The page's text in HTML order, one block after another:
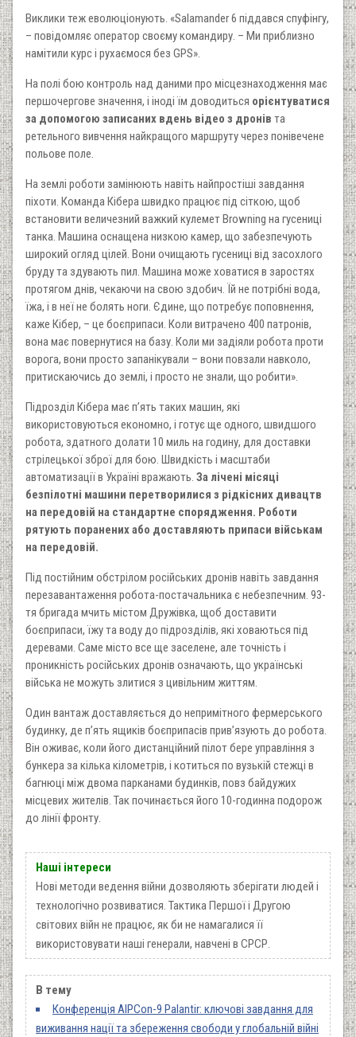
Виклики теж еволюціонують. «Salamander 6 піддався спуфінгу,
– повідомляє оператор своєму командиру. – Ми приблизно
намітили курс і рухаємося без GPS».
На полі бою контроль над даними про місцезнаходження має
першочергове значення, і іноді їм доводиться орієнтуватися
за допомогою записаних вдень відео з дронів та
ретельного вивчення найкращого маршруту через понівечене
польове поле.
На землі роботи замінюють навіть найпростіші завдання
піхоти. Команда Кібера швидко працює під сіткою, щоб
встановити величезний важкий кулемет Browning на гусениці
танка. Машина оснащена низкою камер, що забезпечують
широкий огляд цілей. Вони очищають гусениці від засохлого
бруду та здувають пил. Машина може ховатися в заростях
протягом днів, чекаючи на свою здобич. Їй не потрібні вода,
їжа, і в неї не болять ноги. Єдине, що потребує поповнення,
каже Кібер, – це боєприпаси. Коли витрачено 400 патронів,
вона має повернутися на базу. Коли ми задіяли робота проти
ворога, вони просто запанікували – вони повзали навколо,
притискаючись до землі, і просто не знали, що робити».
Підрозділ Кібера має п’ять таких машин, які
використовуються економно, і готує ще одного, швидшого
робота, здатного долати 10 миль на годину, для доставки
стрілецької зброї для бою. Швидкість і масштаби
автоматизації в Україні вражають. За лічені місяці
безпілотні машини перетворилися з рідкісних дивацтв
на передовій на стандартне спорядження. Роботи
рятують поранених або доставляють припаси військам
на передовій.
Під постійним обстрілом російських дронів навіть завдання
перезавантаження робота-постачальника є небезпечним. 93-
тя бригада мчить містом Дружівка, щоб доставити
боєприпаси, їжу та воду до підрозділів, які ховаються під
деревами. Саме місто все ще заселене, але точність і
проникність російських дронів означають, що українські
війська не можуть злитися з цивільним життям.
Один вантаж доставляється до непримітного фермерського
будинку, де п’ять ящиків боєприпасів прив’язують до робота.
Він оживає, коли його дистанційний пілот бере управління з
бункера за кілька кілометрів, і котиться по вузькій стежці в
багнюці між двома парканами будинків, повз байдужих
місцевих жителів. Так починається його 10-годинна подорож
до лінії фронту.
Наші інтереси
Нові методи ведення війни дозволяють зберігати людей і
технологічно розвиватися. Тактика Першої і Другою
світових війн не працює, як би не намагалися її
використовувати наші генерали, навчені в СРСР.
В тему
Конференція AIPCon-9 Palantir: ключові завдання для
виживання нації та збереження свободи у глобальній війні